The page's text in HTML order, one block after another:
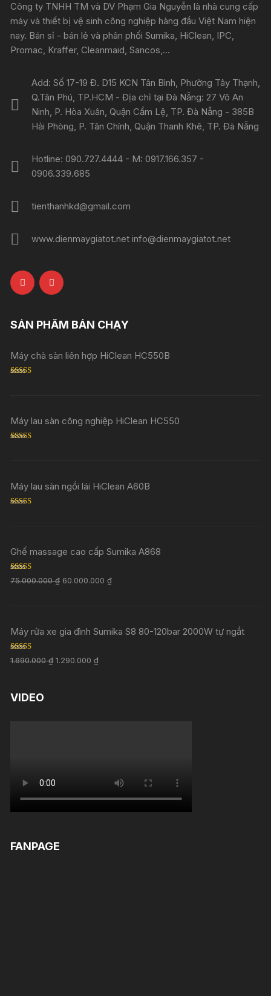
Công ty TNHH TM và DV Phạm Gia Nguyễn là nhà cung cấp
máy và thiết bị vệ sinh công nghiệp hàng đầu Việt Nam hiện
nay. Bán sỉ - bán lẻ và phân phối Sumika, HiClean, IPC,
Promac, Kraffer, Cleanmaid, Sancos,...
Add: Số 17-19 Đ. D15 KCN Tân Bình, Phường Tây Thạnh,
Q.Tân Phú, TP.HCM - Địa chỉ tại Đà Nẵng: 27 Võ An
Ninh, P. Hòa Xuân, Quận Cẩm Lệ, TP. Đà Nẵng - 385B
Hải Phòng, P. Tân Chính, Quận Thanh Khê, TP. Đà Nẵng
Hotline: 090.727.4444 - M: 0917.166.357 -
0906.339.685
tienthanhkd@gmail.com
www.dienmaygiatot.net info@dienmaygiatot.net
SẢN PHẨM BÁN CHẠY
Máy chà sàn liên hợp HiClean HC550B
Máy lau sàn công nghiệp HiClean HC550
Máy lau sàn ngồi lái HiClean A60B
Ghế massage cao cấp Sumika A868
Rated5.00
out of 5
75.000.000₫ 60.000.000₫
Máy rửa xe gia đình Sumika S8 80-120bar 2000W tự ngắt
Rated 5.00
out of 5
1.690.000₫ 1.290.000₫
VIDEO
FANPAGE